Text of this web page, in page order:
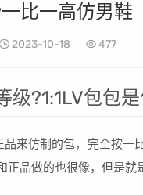
比一高仿男鞋
2023-10-18 477
级?1:1LV包包
品来仿制的包，完全按
品做的也很像，但是就